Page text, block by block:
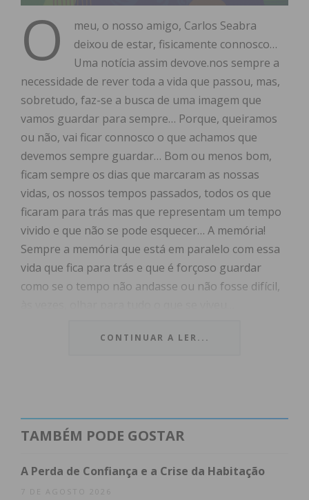
O
meu, o nosso amigo, Carlos Seabra
deixou de estar, fisicamente connosco…
Uma notícia assim devove.nos sempre a
necessidade de rever toda a vida que passou, mas,
sobretudo, faz-se a busca de uma imagem que
vamos guardar para sempre… Porque, queiramos
ou não, vai ficar connosco o que achamos que
devemos sempre guardar… Bom ou menos bom,
ficam sempre os dias que marcaram as nossas
vidas, os nossos tempos passados, todos os que
ficaram para trás mas que representam um tempo
vivido e que não se pode esquecer… A memória!
Sempre a memória que está em paralelo com essa
vida que fica para trás e que é forçoso guardar
como se o tempo não andasse ou não fosse difícil,
profissão que nos ensinou a conviver em tempos
um caminho quase comum, tão difícil também, mas
que foi o que, nesse tempo, escolhemos viver.
CONTINUAR A LER...
TAMBÉM PODE GOSTAR
A Perda de Confiança e a Crise da Habitação
7 DE AGOSTO 2026